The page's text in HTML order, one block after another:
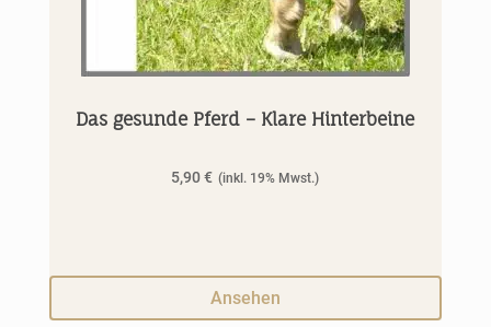
Das gesunde Pferd – Klare Hinterbeine
5,90€
Ansehen